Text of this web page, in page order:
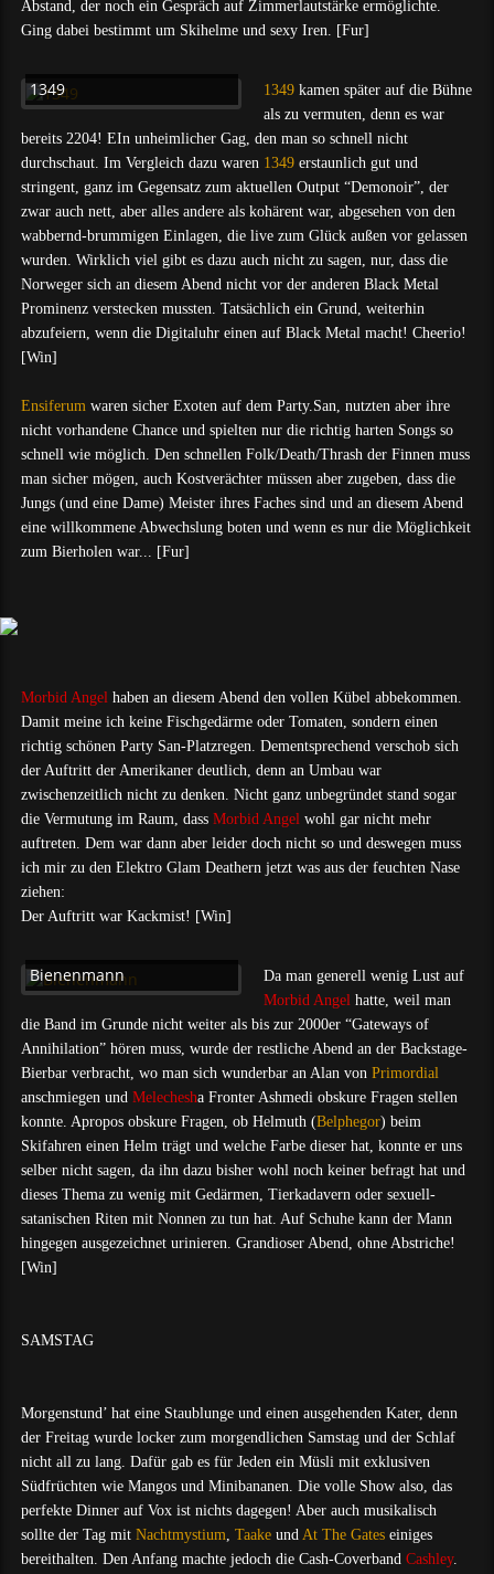
Abstand, der noch ein Gespräch auf Zimmerlautstärke ermöglichte.
Ging dabei bestimmt um Skihelme und sexy Iren. [Fur]
1349 1349 kamen später auf die Bühne
als zu vermuten, denn es war
bereits 2204! EIn unheimlicher Gag, den man so schnell nicht
durchschaut. Im Vergleich dazu waren 1349 erstaunlich gut und
stringent, ganz im Gegensatz zum aktuellen Output “Demonoir”, der
zwar auch nett, aber alles andere als kohärent war, abgesehen von den
wabbernd-brummigen Einlagen, die live zum Glück außen vor gelassen
wurden. Wirklich viel gibt es dazu auch nicht zu sagen, nur, dass die
Norweger sich an diesem Abend nicht vor der anderen Black Metal
Prominenz verstecken mussten. Tatsächlich ein Grund, weiterhin
abzufeiern, wenn die Digitaluhr einen auf Black Metal macht! Cheerio!
[Win]
Ensiferum waren sicher Exoten auf dem Party.San, nutzten aber ihre
nicht vorhandene Chance und spielten nur die richtig harten Songs so
schnell wie möglich. Den schnellen Folk/Death/Thrash der Finnen muss
man sicher mögen, auch Kostverächter müssen aber zugeben, dass die
Jungs (und eine Dame) Meister ihres Faches sind und an diesem Abend
eine willkommene Abwechslung boten und wenn es nur die Möglichkeit
zum Bierholen war... [Fur]
Morbid Angel haben an diesem Abend den vollen Kübel abbekommen.
Damit meine ich keine Fischgedärme oder Tomaten, sondern einen
richtig schönen Party San-Platzregen. Dementsprechend verschob sich
der Auftritt der Amerikaner deutlich, denn an Umbau war
zwischenzeitlich nicht zu denken. Nicht ganz unbegründet stand sogar
die Vermutung im Raum, dass Morbid Angel wohl gar nicht mehr
auftreten. Dem war dann aber leider doch nicht so und deswegen muss
ich mir zu den Elektro Glam Deathern jetzt was aus der feuchten Nase
ziehen:
Der Auftritt war Kackmist! [Win]
Bienenmann
Da man generell wenig Lust auf
Morbid Angel hatte, weil man
die Band im Grunde nicht weiter als bis zur 2000er “Gateways of
Annihilation” hören muss, wurde der restliche Abend an der Backstage-
Bierbar verbracht, wo man sich wunderbar an Alan von Primordial
anschmiegen und Melechesha Fronter Ashmedi obskure Fragen stellen
konnte. Apropos obskure Fragen, ob Helmuth (Belphegor) beim
Skifahren einen Helm trägt und welche Farbe dieser hat, konnte er uns
selber nicht sagen, da ihn dazu bisher wohl noch keiner befragt hat und
dieses Thema zu wenig mit Gedärmen, Tierkadavern oder sexuell-
satanischen Riten mit Nonnen zu tun hat. Auf Schuhe kann der Mann
hingegen ausgezeichnet urinieren. Grandioser Abend, ohne Abstriche!
[Win]
SAMSTAG
Morgenstund’ hat eine Staublunge und einen ausgehenden Kater, denn
der Freitag wurde locker zum morgendlichen Samstag und der Schlaf
nicht all zu lang. Dafür gab es für Jeden ein Müsli mit exklusiven
Südfrüchten wie Mangos und Minibananen. Die volle Show also, das
perfekte Dinner auf Vox ist nichts dagegen! Aber auch musikalisch
sollte der Tag mit Nachtmystium, Taake und At The Gates einiges
bereithalten. Den Anfang machte jedoch die Cash-Coverband Cashley.